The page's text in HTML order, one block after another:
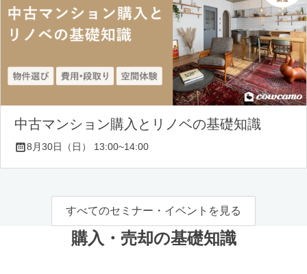
中古マンション購入とリノベの基礎知識
8月30日（日） 13:00~14:00
すべてのセミナー・イベントを見る
購入・売却の基礎知識